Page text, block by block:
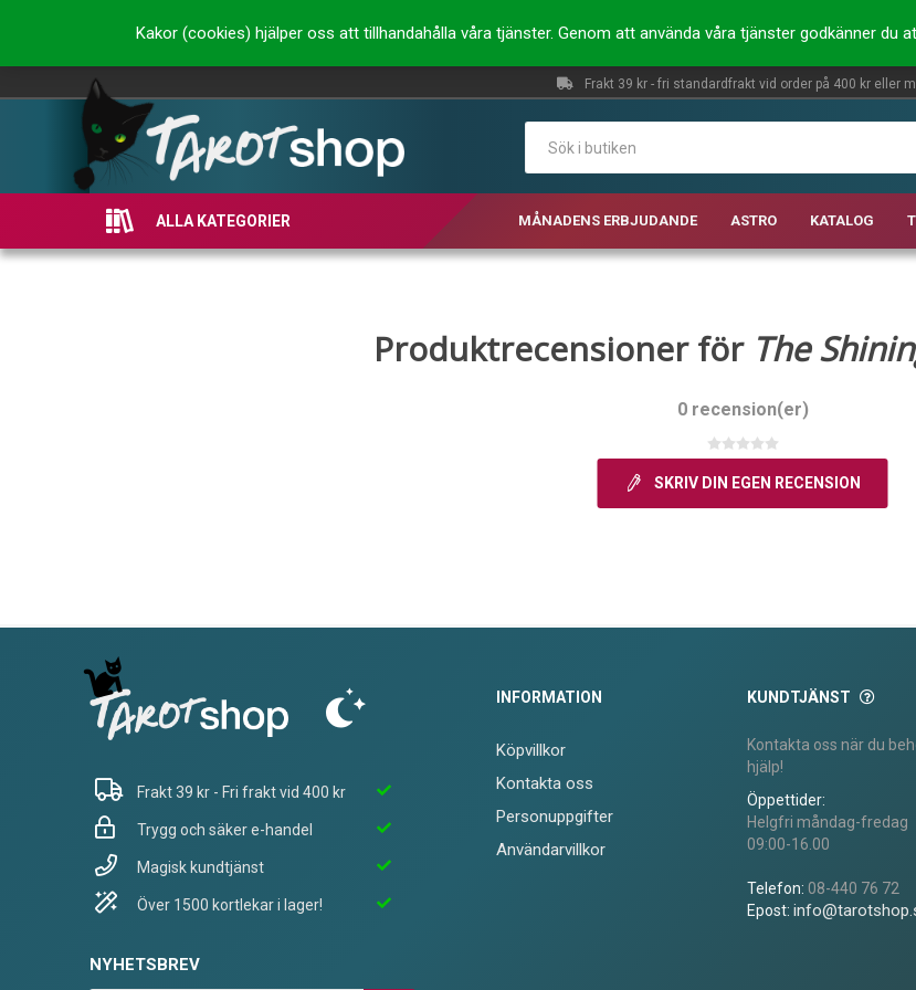
Kakor (cookies) hjälper oss att tillhandahålla våra tjänster. Genom att använda våra tjänster godkänner du
Frakt 39 kr - fri standardfrakt vid order på 400 kr eller
ALLA KATEGORIER MÅNADENS ERBJUDANDE ASTRO KATALOG
Produktrecensioner för The
0 recension(er)
SKRIV DIN EGEN RECENSION
Frakt 39 kr - Fri frakt vid 400 kr
Trygg och säker e-handel
Magisk kundtjänst
Över 1500 kortlekar i lager!
NYHETSBREV
INFORMATION
Köpvillkor
Kontakta oss
Personuppgifter
Användarvillkor
KUNDTJÄNST
Kontakta oss när du
hjälp!
Öppettider:
Helgfri måndag-fredag
09:00-16.00
Telefon: 08-440 76 72
Epost: